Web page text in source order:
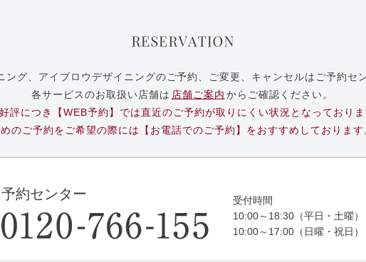
ング、アイブロウデザイニングのご予約、ご変更、キャンセルはご予約セ
各サービスのお取扱い店舗は 店舗ご案内 からご確認ください。
評につき【WEB予約】では直近のご予約が取りにくい状況となっておりま
のご予約をご希望の際には【お電話でのご予約】をおすすめしております
予約センター
受付時間
10:00～18:30（平日・土曜）
10:00～17:00（日曜・祝日）